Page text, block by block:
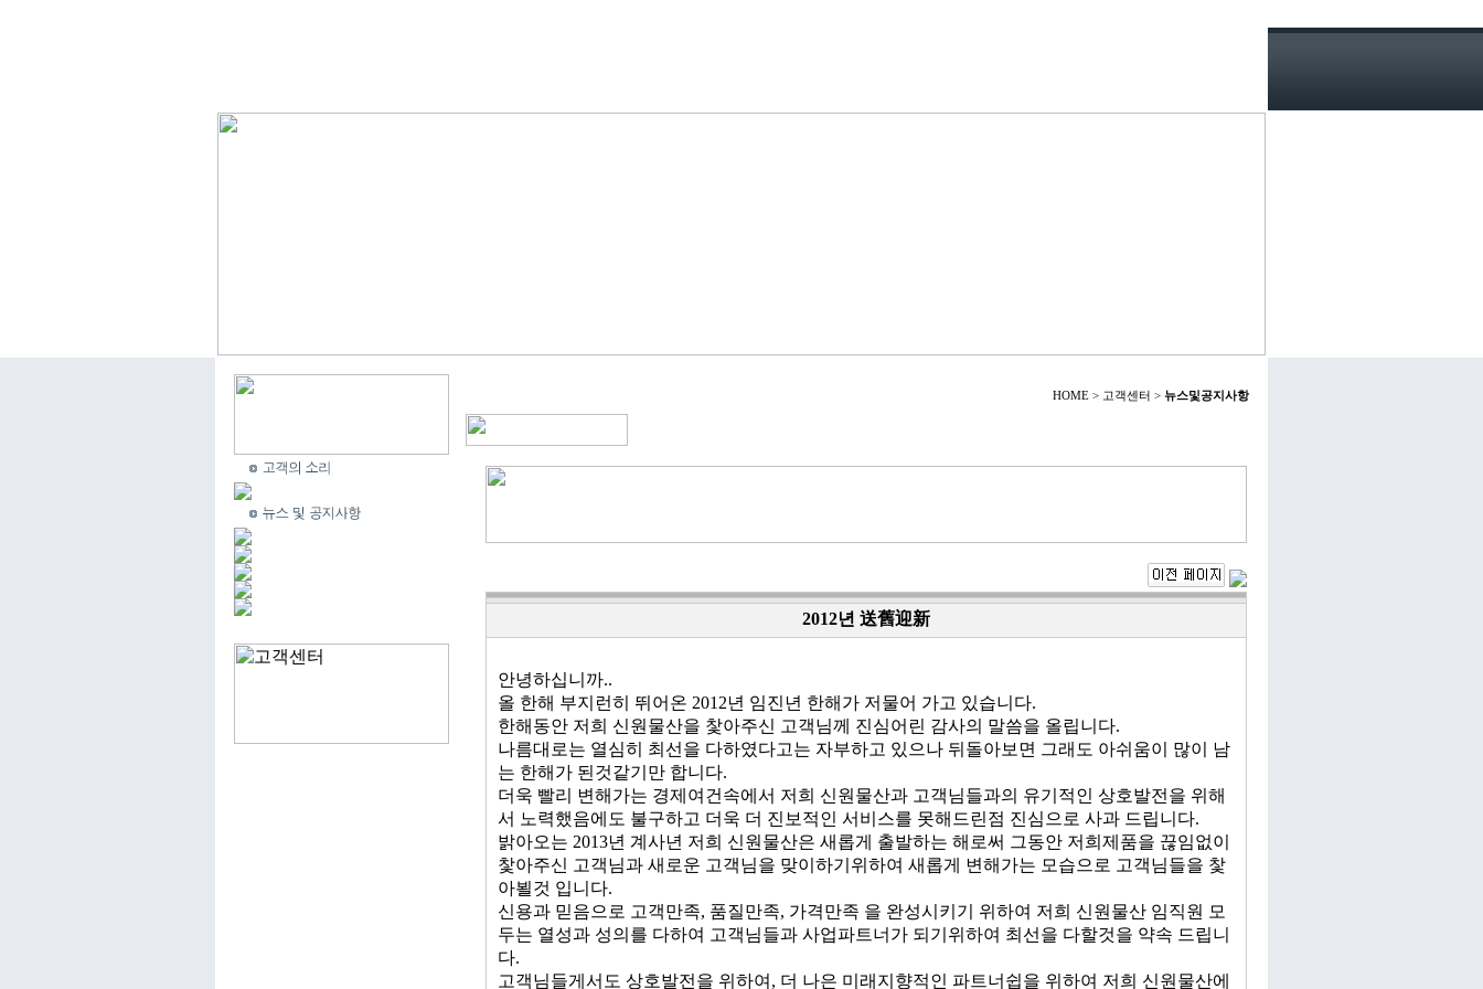
HOME > 고객센터 > 뉴스및공지사항
2012년 送舊迎新
안녕하십니까..
올 한해 부지런히 뛰어온 2012년 임진년 한해가 저물어 가고 있습니다.
한해동안 저희 신원물산을 찿아주신 고객님께 진심어린 감사의 말씀을 올립니다.
나름대로는 열심히 최선을 다하였다고는 자부하고 있으나 뒤돌아보면 그래도 아쉬움이 많이 남
는 한해가 된것같기만 합니다.
더욱 빨리 변해가는 경제여건속에서 저희 신원물산과 고객님들과의 유기적인 상호발전을 위해
서 노력했음에도 불구하고 더욱 더 진보적인 서비스를 못해드린점 진심으로 사과 드립니다.
밝아오는 2013년 계사년 저희 신원물산은 새롭게 출발하는 해로써 그동안 저희제품을 끊임없이
찿아주신 고객님과 새로운 고객님을 맞이하기위하여 새롭게 변해가는 모습으로 고객님들을 찿
아뵐것 입니다.
신용과 믿음으로 고객만족, 품질만족, 가격만족 을 완성시키기 위하여 저희 신원물산 임직원 모
두는 열성과 성의를 다하여 고객님들과 사업파트너가 되기위하여 최선을 다할것을 약속 드립니
다.
고객님들게서도 상호발전을 위하여, 더 나은 미래지향적인 파트너쉽을 위하여 저희 신원물산에